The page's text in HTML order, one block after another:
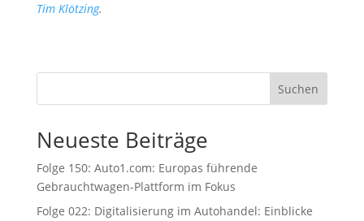
Tim Klötzing.
Suchen
Neueste Beiträge
Folge 150: Auto1.com: Europas führende
Gebrauchtwagen-Plattform im Fokus
Folge 022: Digitalisierung im Autohandel: Einblicke